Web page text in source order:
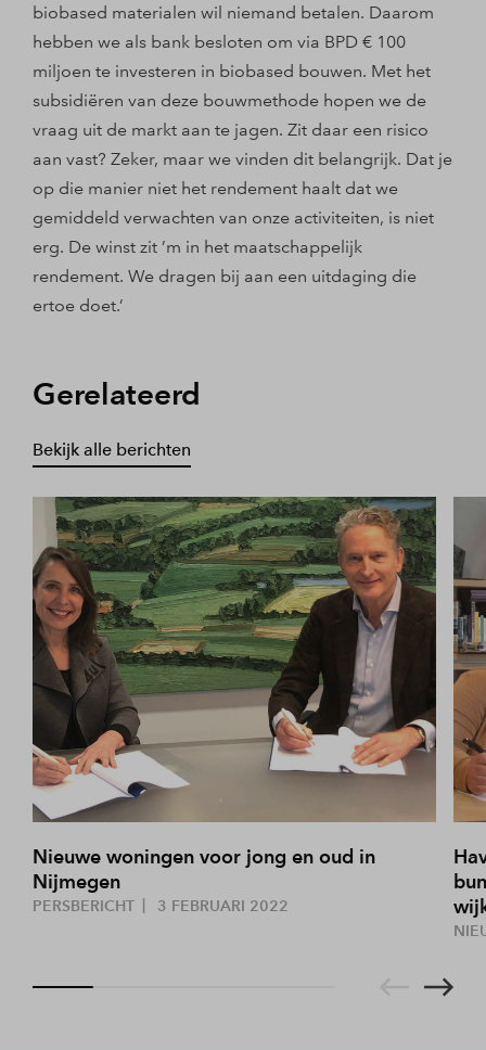
biobased materialen wil niemand betalen. Daarom
hebben we als bank besloten om via BPD € 100
miljoen te investeren in biobased bouwen. Met het
subsidiëren van deze bouwmethode hopen we de
vraag uit de markt aan te jagen. Zit daar een risico
aan vast? Zeker, maar we vinden dit belangrijk. Dat je
op die manier niet het rendement haalt dat we
gemiddeld verwachten van onze activiteiten, is niet
erg. De winst zit ’m in het maatschappelijk
rendement. We dragen bij aan een uitdaging die
ertoe doet.’
Gerelateerd
Bekijk alle berichten
Nieuwe woningen voor jong en oud in
Nijmegen
PERSBERICHT 3 FEBRUARI 2022